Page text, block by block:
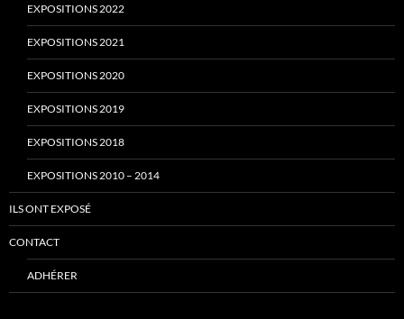
EXPOSITIONS 2022
EXPOSITIONS 2021
EXPOSITIONS 2020
EXPOSITIONS 2019
EXPOSITIONS 2018
EXPOSITIONS 2010 – 2014
ILS ONT EXPOSÉ
CONTACT
ADHÉRER